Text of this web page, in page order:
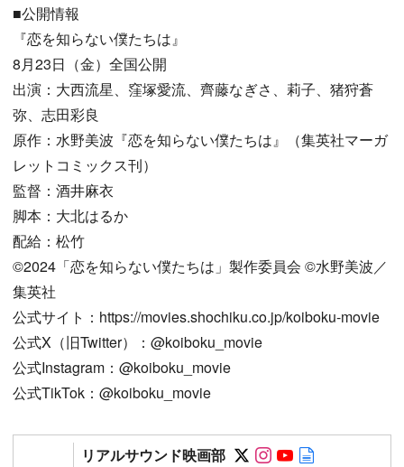
■公開情報
『恋を知らない僕たちは』
8月23日（金）全国公開
出演：大西流星、窪塚愛流、齊藤なぎさ、莉子、猪狩蒼
弥、志田彩良
原作：水野美波『恋を知らない僕たちは』（集英社マーガ
レットコミックス刊）
監督：酒井麻衣
脚本：大北はるか
配給：松竹
©️2024「恋を知らない僕たちは」製作委員会 ©️水野美波／
集英社
公式サイト：https://movies.shochiku.co.jp/koiboku-movie
公式X（旧Twitter）：@koiboku_movie
公式Instagram：@koiboku_movie
公式TikTok：@koiboku_movie
リアルサウンド映画部 Follow on SNS
Follow on SNS
Follow on